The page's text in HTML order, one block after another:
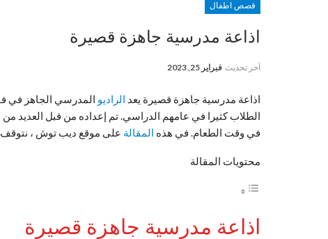
قصص اطفال
اذاعة مدرسية جاهزة قصيرة
آخر تحديث فبراير 25, 2023
اذاعة مدرسية جاهزة قصيرة يعد الراديو المدرسي الجاهز في
الطلاب كثيرا في عامهم الدراسي. تم إعداده من قبل العديد
في وقت الطعام. في هذه المقالة على موقع ديب توش ، نتوقف
محتويات المقالة
اذاعة مدرسية جاهزة قصيرة